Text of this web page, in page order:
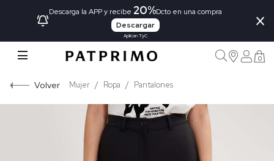
Descarga la APP y recibe 20%Dcto en una compra
Descargar
Aplican TyC
×
0
Volver Mujer Ropa Pantalones